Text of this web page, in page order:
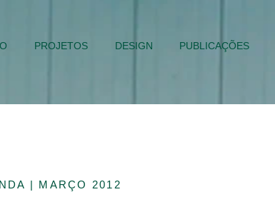
PROJETOS DESIGN PUBLICAÇÕES
| MARÇO 2012